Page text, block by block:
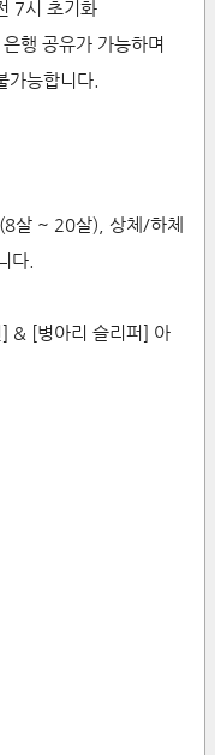
7시 초기화
행 공유가 가능하며
가능합니다.
살 ~ 20살), 상체/하체
다.
& [병아리 슬리퍼] 아